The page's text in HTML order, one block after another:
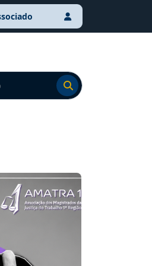
Ir para o resultado